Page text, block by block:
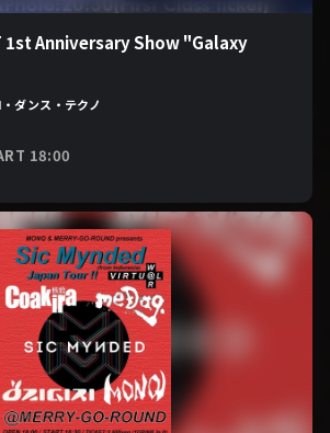
1st Anniversary Show "Galaxy
ダンス・テクノ
18:00